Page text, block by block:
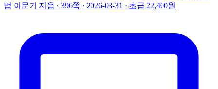
법 이문기 지음 · 396쪽 · 2026-03-31 · 초급 22,400원